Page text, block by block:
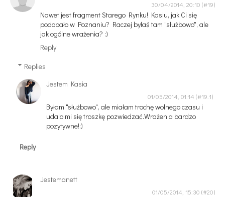
30/04/2014, 20:10
Nawet jest fragment Starego Rynku! Kasiu, jak Ci się
podobało w Poznaniu? Raczej byłaś tam "służbowo", ale
jak ogólne wrażenia? :)
Reply
Replies
Jestem Kasia
01/05/2014, 01:14
Byłam "służbowo", ale miałam trochę wolnego czasu i
udalo mi się troszkę pozwiedzać.Wrażenia bardzo
pozytywne!:)
Reply
Jestemanett
01/05/2014, 15:30